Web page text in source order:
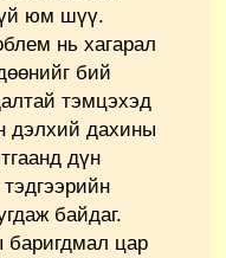
юм шүү.
нь хагарал
бий
тэмцэхэд
дэлхий дахины
дүн
байдаг.
цар